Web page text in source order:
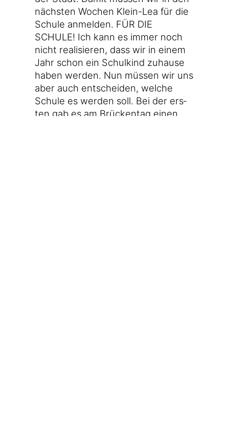
nächs­ten Wochen Klein-Lea für die
Schu­le anmel­den. FÜR DIE
SCHULE! Ich kann es immer noch
nicht rea­li­sie­ren, dass wir in einem
Jahr schon ein Schul­kind zuhau­se
haben wer­den. Nun müs­sen wir uns
aber auch ent­schei­den, wel­che
Schu­le es wer­den soll. Bei der ers­
ten gab es am Brü­cken­tag einen